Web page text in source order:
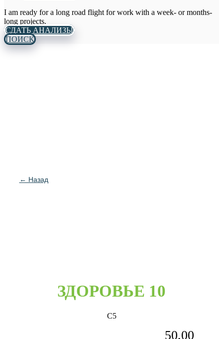
I am ready for a long road flight for work with a week- or months-
long projects.
СДАТЬ АНАЛИЗЫ
ПОИСК
← Назад
ЗДОРОВЬЕ 10
С5
50,00